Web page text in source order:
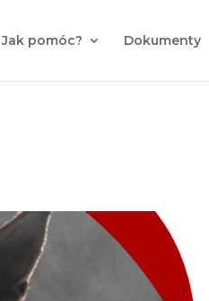
Jak pomóc? Dokumenty